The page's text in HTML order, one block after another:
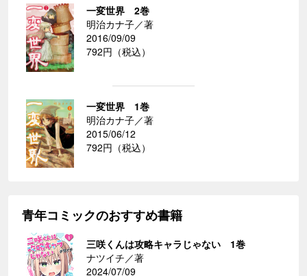
一変世界 2巻
明治カナ子／著
2016/09/09
792円（税込）
一変世界 1巻
明治カナ子／著
2015/06/12
792円（税込）
青年コミックのおすすめ書籍
三咲くんは攻略キャラじゃない 1巻
ナツイチ／著
2024/07/09